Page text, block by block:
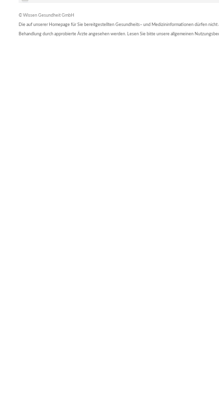
© Wissen Gesundheit GmbH
Die auf unserer Homepage für Sie bereitgestellten Gesundheits– und Medizininformationen dürfen nicht
Behandlung durch approbierte Ärzte angesehen werden. Lesen Sie bitte unsere allgemeinen